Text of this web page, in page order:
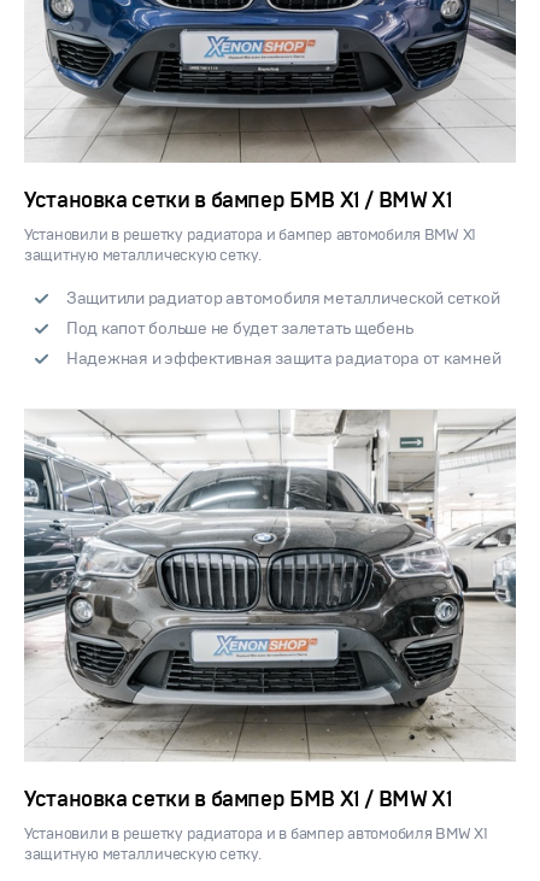
Установка сетки в бампер БМВ Х1 / BMW X1
Установили в решетку радиатора и бампер автомобиля BMW X1
защитную металлическую сетку.
Защитили радиатор автомобиля металлической сеткой
Под капот больше не будет залетать щебень
Надежная и эффективная защита радиатора от камней
Установка сетки в бампер БМВ Х1 / BMW X1
Установили в решетку радиатора и в бампер автомобиля BMW X1
защитную металлическую сетку.